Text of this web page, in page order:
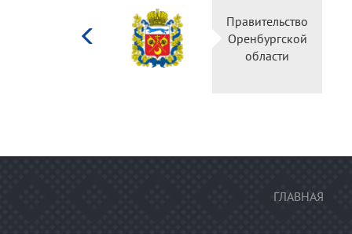
Российской
Правительство
Оренбургской
области
ГЛАВНАЯ